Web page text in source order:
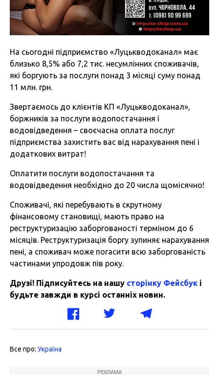
На сьогодні підприємство «Луцькводоканал» має
близько 8,5% або 7,2 тис. несумлінних споживачів,
які боргують за послуги понад 3 місяці суму понад
11 млн. грн.
Звертаємось до клієнтів КП «Луцькводоканал»,
боржників за послуги водопостачання і
водовідведення – своєчасна оплата послуг
підприємства захистить вас від нарахування пені і
додаткових витрат!
Оплатити послуги водопостачання та
водовідведення необхідно до 20 числа щомісячно!
Споживачі, які перебувають в скрутному
фінансовому становищі, мають право на
реструктуризацію заборгованості терміном до 6
місяців. Реструктуризація боргу зупиняє нарахування
пені, а споживач може погасити всю заборгованість
частинами упродовж пів року.
Друзі! Підписуйтесь на нашу сторінку Фейсбук і
будьте завжди в курсі останніх новин.
Все про: Україна
РЕКЛАМА